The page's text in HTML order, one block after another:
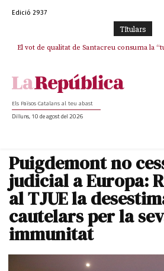
Edició 2937
TItulars
El vot de qualitat de Santacreu consuma la
La mentida de La Vanguardia: “Tres de cada
Els Països Catalans al teu abast
Dilluns, 10 de agost del 2026
Puigdemont no
judicial a Europa:
al TJUE la
cautelars per la
immunitat